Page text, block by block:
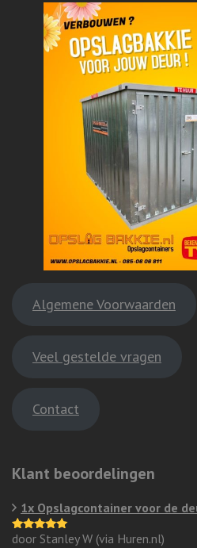
Algemene Voorwaarden
Veel gestelde vragen
Contact
Klant beoordelingen
1x Opslagcontainer voor de
Gewaardeerd
door Stanley W (via Huren.nl)